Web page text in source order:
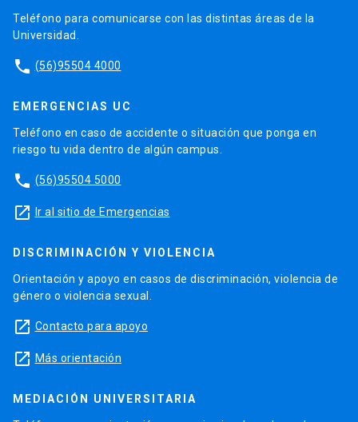
Teléfono para comunicarse con las distintas áreas de la
Universidad.
phone (56)95504 4000
EMERGENCIAS UC
Teléfono en caso de accidente o situación que ponga en
riesgo tu vida dentro de algún campus.
phone (56)95504 5000
launch Ir al sitio de Emergencias
DISCRIMINACIÓN Y VIOLENCIA
Orientación y apoyo en casos de discriminación, violencia de
género o violencia sexual.
launch Contacto para apoyo
launch Más orientación
MEDIACIÓN UNIVERSITARIA